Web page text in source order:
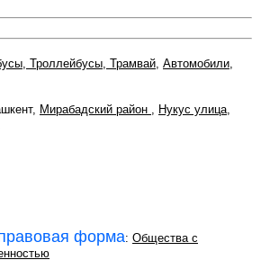
Троллейбусы, Трамвай, Автомобили,
Мирабадский район , Нукус улица,
форма: Общества с